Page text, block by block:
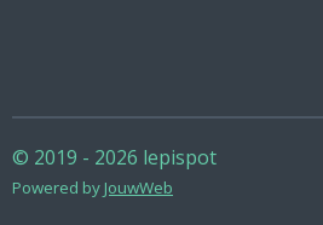
© 2019 - 2026 lepispot
Powered by JouwWeb